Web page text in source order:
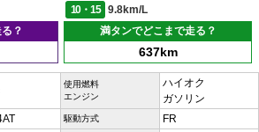
10・15
9.8km/L
？
満タンでどこまで走る？
637km
使用燃料
エンジン
ハイオク
ガソリン
駆動方式 FR